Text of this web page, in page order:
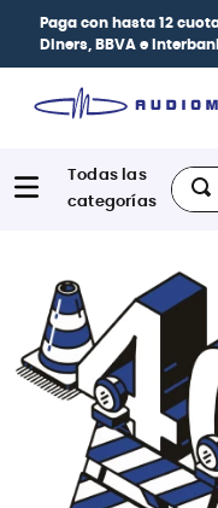
Paga con hasta 12
Diners, BBVA e